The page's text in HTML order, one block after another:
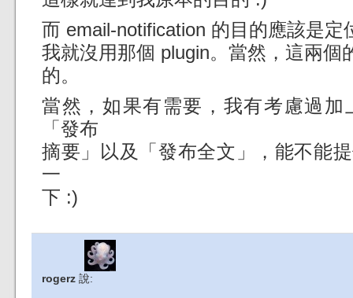
而 email-notification 的目的應該是定
我就沒用那個 plugin。當然，這兩個
的。
當然，如果有需要，我有考慮過
「發布
摘要」以及「發布全文」，能不能
一
下 :)
rogerz 說: